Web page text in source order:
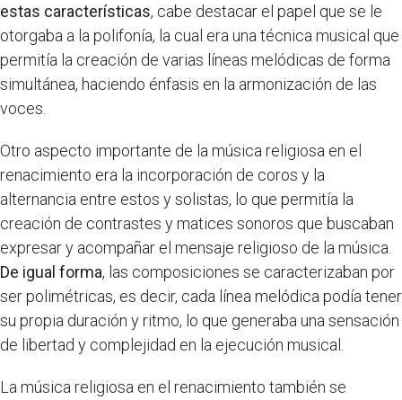
estas características, cabe destacar el papel que se le
otorgaba a la polifonía, la cual era una técnica musical que
permitía la creación de varias líneas melódicas de forma
simultánea, haciendo énfasis en la armonización de las
voces.
Otro aspecto importante de la música religiosa en el
renacimiento era la incorporación de coros y la
alternancia entre estos y solistas, lo que permitía la
creación de contrastes y matices sonoros que buscaban
expresar y acompañar el mensaje religioso de la música.
De igual forma, las composiciones se caracterizaban por
ser polimétricas, es decir, cada línea melódica podía tener
su propia duración y ritmo, lo que generaba una sensación
de libertad y complejidad en la ejecución musical.
La música religiosa en el renacimiento también se